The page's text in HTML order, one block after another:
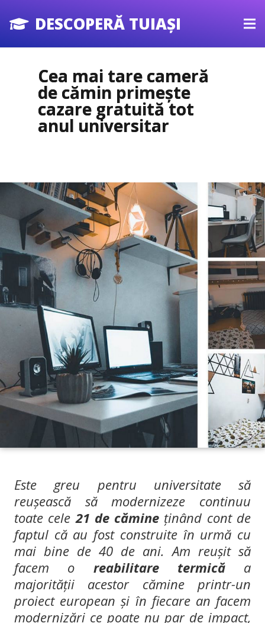
DESCOPERĂ TUIAȘI
Cea mai tare cameră
de cămin primește
cazare gratuită tot
anul universitar
Este greu pentru universitate să
reușească să modernizeze continuu
toate cele21 de cămine ținând cont de
faptul că au fost construite în urmă cu
mai bine de 40 de ani. Am reușit să
facem o reabilitare termicăa
majorității acestor cămine printr-un
proiect european și în fiecare an facem
modernizări ce poate nu par de impact,